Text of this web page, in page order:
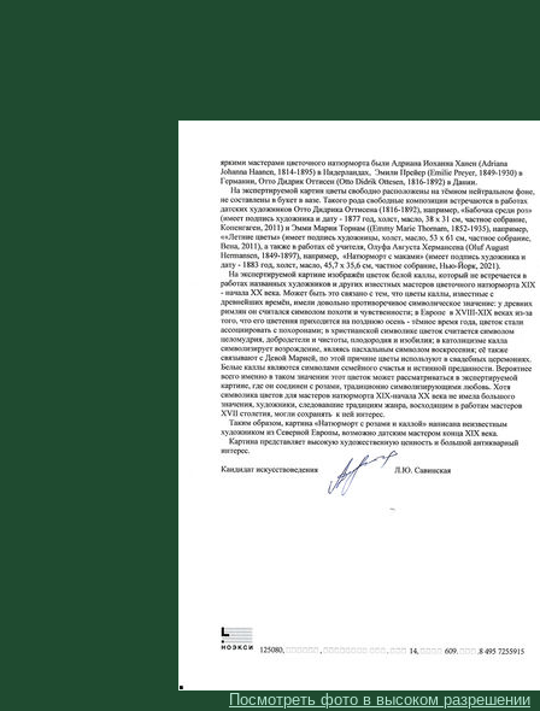
Посмотреть фото в высоком разрешении